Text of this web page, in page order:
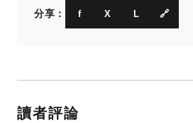
分享： f X L 🔗
讀者評論